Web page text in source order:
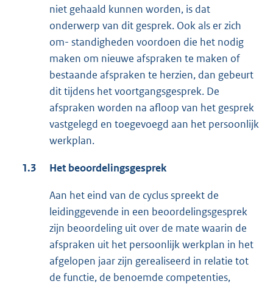
niet gehaald kunnen worden, is dat
onderwerp van dit gesprek. Ook als er zich
om- standigheden voordoen die het nodig
maken om nieuwe afspraken te maken of
bestaande afspraken te herzien, dan gebeurt
dit tijdens het voortgangsgesprek. De
afspraken worden na afloop van het gesprek
vastgelegd en toegevoegd aan het persoonlijk
werkplan.
1.3 Het beoordelingsgesprek
Aan het eind van de cyclus spreekt de
leidinggevende in een beoordelingsgesprek
zijn beoordeling uit over de mate waarin de
afspraken uit het persoonlijk werkplan in het
afgelopen jaar zijn gerealiseerd in relatie tot
de functie, de benoemde competenties,